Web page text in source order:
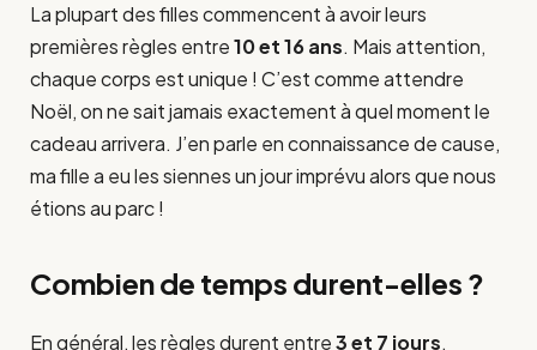
La plupart des filles commencent à avoir leurs
premières règles entre10 et 16 ans. Mais attention,
chaque corps est unique ! C’est comme attendre
Noël, on ne sait jamais exactement à quel moment le
cadeau arrivera. J’en parle en connaissance de cause,
ma fille a eu les siennes un jour imprévu alors que nous
étions au parc !
Combien de temps durent-elles ?
En général, les règles durent entre3 et 7 jours.